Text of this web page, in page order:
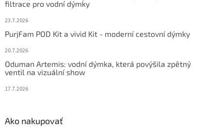
filtrace pro vodní dýmky
23.7.2026
PurjFam POD Kit a vivid Kit - moderní cestovní dýmky
20.7.2026
Oduman Artemis: vodní dýmka, která povýšila zpětný
ventil na vizuální show
17.7.2026
Ako nakupovať